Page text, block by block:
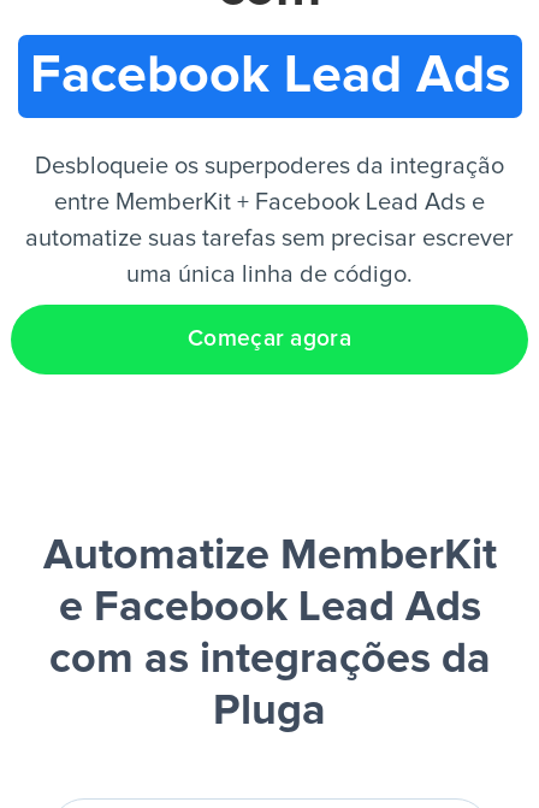
PT
Facebook Lead Ads
Desbloqueie os superpoderes da integração
entre MemberKit + Facebook Lead Ads e
automatize suas tarefas sem precisar escrever
uma única linha de código.
Começar agora
Automatize MemberKit
e Facebook Lead Ads
com as integrações da
Pluga